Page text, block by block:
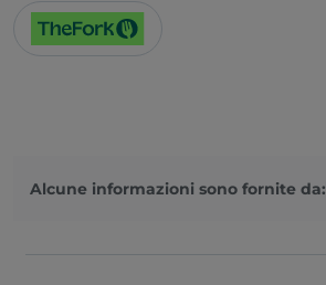
Alcune informazioni sono fornite da: